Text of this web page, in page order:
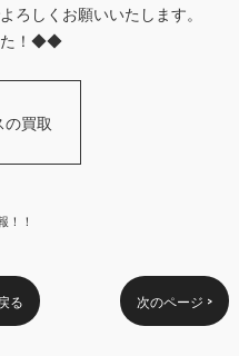
ろしくお願いいたします。
た！◆◆
の買取
！！
る 次のページ >